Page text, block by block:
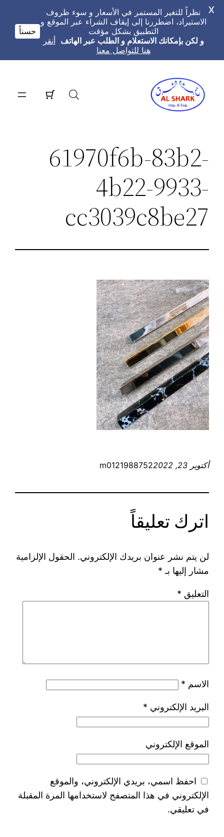
المحتوى
61970f6b-83b2-
4b22-9933-
cc3039c8be27
أكتوبر 23, 2022 m0121988752
اترك تعليقاً
لن يتم نشر عنوان بريدك الإلكتروني. الحقول الإلزامية
مشار إليها بـ *
التعليق *
الاسم *
البريد الإلكتروني *
الموقع الإلكتروني
احفظ اسمي، بريدي الإلكتروني، والموقع
الإلكتروني في هذا المتصفح لاستخدامها المرة المقبلة
في تعليقي.
نظراً للتغير المستمر في الأسعار و سوء ظروف
الاستيراد، اضطررنا إلى إيقاف الشراء عبر الموقع و
التطبيق بشكل مؤقت
و لكن بإمكانك الاستعلام و الطلب عبر الهاتف أنقر
هنا للتواصل معنا
حسناً
X